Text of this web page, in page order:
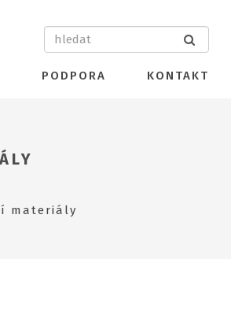
PODPORA KONTAKT
materiály